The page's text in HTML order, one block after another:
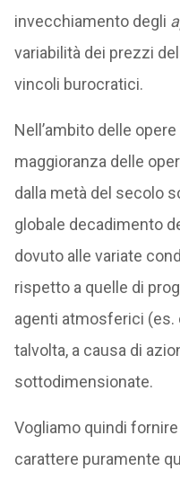
invecchiamento degli
variabilità dei prezzi
vincoli burocratici.
Nell’ambito delle
maggioranza delle
dalla metà del secolo
globale decadimento
dovuto alle variate
rispetto a quelle di
agenti atmosferici (es.
talvolta, a causa di
sottodimensionate.
Vogliamo quindi
carattere puramente